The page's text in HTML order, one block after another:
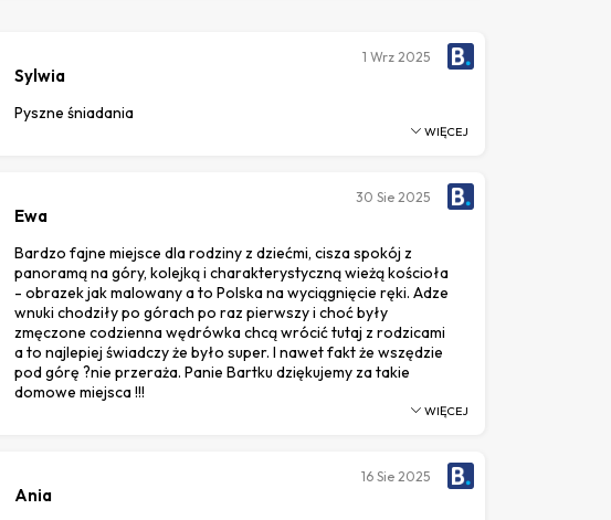
Sylwia
Pyszne śniadania
1 Wrz 2025
WIĘCEJ
Ewa
Bardzo fajne miejsce dla rodziny z dziećmi, cisza spokój z
panoramą na góry, kolejką i charakterystyczną wieżą kościoła
- obrazek jak malowany a to Polska na wyciągnięcie ręki. Adze
wnuki chodziły po górach po raz pierwszy i choć były
zmęczone codzienna wędrówka chcą wrócić tutaj z rodzicami
a to najlepiej świadczy że było super. I nawet fakt że wszędzie
pod górę ?nie przeraża. Panie Bartku dziękujemy za takie
domowe miejsca !!!
30 Sie 2025
WIĘCEJ
Ania
16 Sie 2025